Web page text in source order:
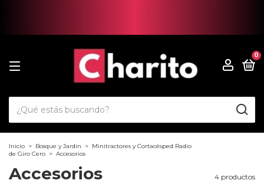
0
Inicio > Bosque y Jardin > Minitractores y Cortacésped Radio
de Giro Cero > Accesorios
Accesorios 4 productos